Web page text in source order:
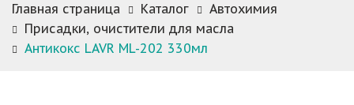
Главная страница Каталог
Автохимия
Присадки, очистители для масла
Антикокс LAVR ML-202 330мл